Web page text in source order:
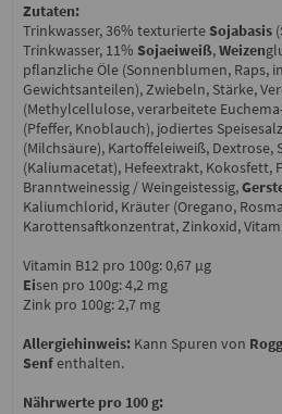
Zutaten:
Trinkwasser, 36% texturierteSojabasis
Trinkwasser, 11% Sojaeiweiß,Weizen
pflanzliche Öle (Sonnenblumen, Raps,
Gewichtsanteilen), Zwiebeln, Stärke,
(Methylcellulose, verarbeitete
(Pfeffer, Knoblauch), jodiertes
(Milchsäure), Kartoffeleiweiß, Dextrose,
(Kaliumacetat), Hefeextrakt, Kokosfett,
Branntweinessig / Weingeistessig,
Kaliumchlorid, Kräuter (Oregano,
Karottensaftkonzentrat, Zinkoxid,
Vitamin B12 pro 100g: 0,67 µg
Eisen pro 100g: 4,2 mg
Zink pro 100g: 2,7 mg
Allergiehinweis:Kann Spuren von
Senfenthalten.
Nährwerte pro 100 g: